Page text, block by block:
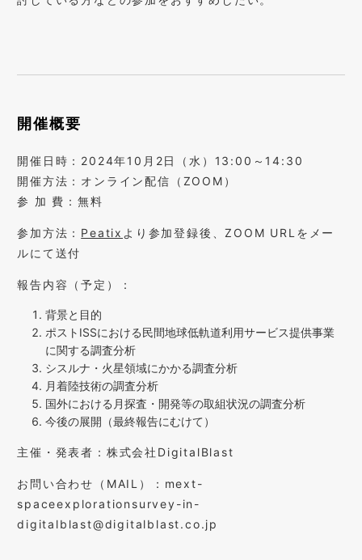
開催概要
開催日時：2024年10月2日（水）13:00～14:30
開催方法：オンライン配信（ZOOM）
参 加 費：無料
参加方法： Peatix より参加登録後、ZOOM URLをメー
ルにて送付
報告内容（予定）：
背景と目的
ポストISSにおける民間地球低軌道利用サービス提供事業
に関する調査分析
シスルナ・火星領域にかかる調査分析
月着陸技術の調査分析
国外における月探査・開発等の取組状況の調査分析
今後の展開（最終報告にむけて）​
主催・発表者：株式会社DigitalBlast
お問い合わせ（MAIL）：mext-
spaceexplorationsurvey-in-
digitalblast@digitalblast.co.jp